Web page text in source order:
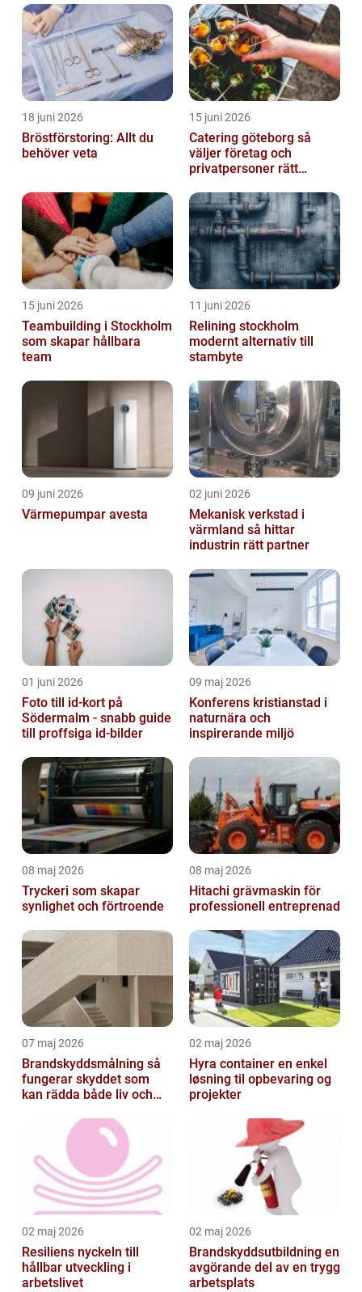
18 juni 2026
Bröstförstoring: Allt du
behöver veta
15 juni 2026
Catering göteborg så
väljer företag och
privatpersoner rätt
15 juni 2026
Teambuilding i Stockholm
som skapar hållbara
team
11 juni 2026
Relining stockholm
modernt alternativ till
stambyte
09 juni 2026
Värmepumpar avesta
02 juni 2026
Mekanisk verkstad i
värmland så hittar
industrin rätt partner
01 juni 2026
Foto till id-kort på
Södermalm - snabb guide
till proffsiga id-bilder
09 maj 2026
Konferens kristianstad i
naturnära och
inspirerande miljö
08 maj 2026
Tryckeri som skapar
synlighet och förtroende
08 maj 2026
Hitachi grävmaskin för
professionell entreprenad
07 maj 2026
Brandskyddsmålning så
fungerar skyddet som
kan rädda både liv och
02 maj 2026
Hyra container en enkel
løsning til opbevaring og
projekter
02 maj 2026
Resiliens nyckeln till
hållbar utveckling i
arbetslivet
02 maj 2026
Brandskyddsutbildning en
avgörande del av en trygg
arbetsplats